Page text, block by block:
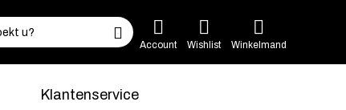
Account Wishlist Winkelmand
Klantenservice